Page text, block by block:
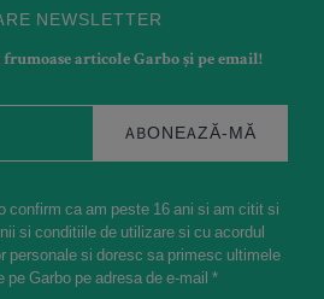
NEWSLETTER
articole Garbo și pe email!
ABONEAZĂ-MĂ
confirm ca am peste 16 ani si am citit si
si conditiile de utilizare si cu acordul
personale si doresc sa primesc ultimele
pe Garbo pe adresa de e-mail *